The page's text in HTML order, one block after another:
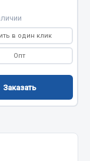
в один клик
Опт
Заказать